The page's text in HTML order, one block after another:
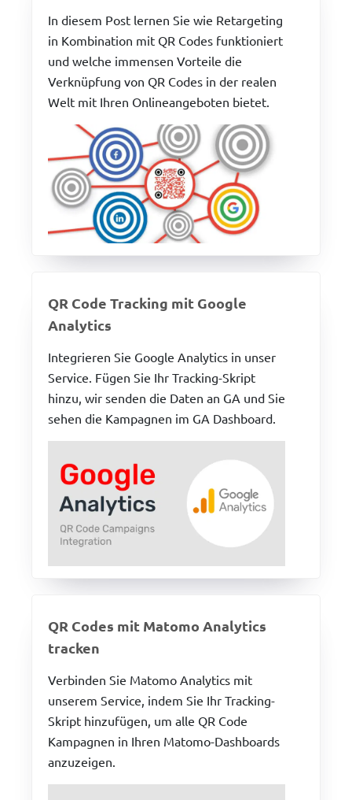
In diesem Post lernen Sie wie Retargeting
in Kombination mit QR Codes funktioniert
und welche immensen Vorteile die
Verknüpfung von QR Codes in der realen
Welt mit Ihren Onlineangeboten bietet.
QR Code Tracking mit Google
Analytics
Integrieren Sie Google Analytics in unser
Service. Fügen Sie Ihr Tracking-Skript
hinzu, wir senden die Daten an GA und Sie
sehen die Kampagnen im GA Dashboard.
QR Codes mit Matomo Analytics
tracken
Verbinden Sie Matomo Analytics mit
unserem Service, indem Sie Ihr Tracking-
Skript hinzufügen, um alle QR Code
Kampagnen in Ihren Matomo-Dashboards
anzuzeigen.